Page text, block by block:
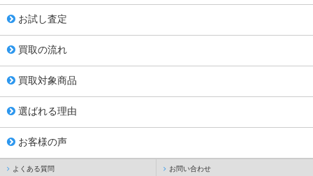
お試し査定
買取の流れ
買取対象商品
選ばれる理由
お客様の声
よくある質問 お問い合わせ